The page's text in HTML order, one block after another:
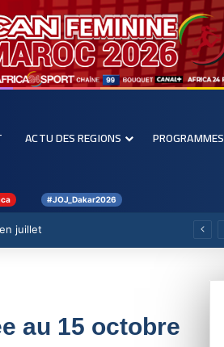
ACTU DES REGIONS PROGRAMMES
#JOJ_Dakar2026
juillet
au 15 octobre